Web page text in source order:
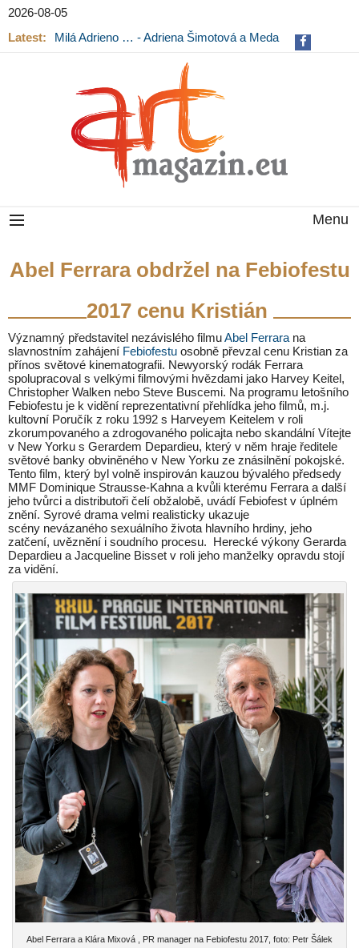
2026-08-05
Latest:
Milá Adrieno … - Adriena Šimotová a Meda
Menu
Abel Ferrara obdržel na Febiofestu
2017 cenu Kristián
Významný představitel nezávislého filmuAbel Ferrara na
slavnostním zahájení Febiofestu osobně převzal cenu Kristian za
přínos světové kinematografii. Newyorský rodák Ferrara
spolupracoval s velkými filmovými hvězdami jako Harvey Keitel,
Christopher Walken nebo Steve Buscemi. Na programu letošního
Febiofestu je k vidění reprezentativní přehlídka jeho filmů, m.j.
kultovní Poručík z roku 1992 s Harveyem Keitelem v roli
zkorumpovaného a zdrogovaného policajta nebo skandální Vítejte
v New Yorku s Gerardem Depardieu, který v něm hraje ředitele
světové banky obviněného v New Yorku ze znásilnění pokojské.
Tento film, který byl volně inspirován kauzou bývalého předsedy
MMF Dominique Strausse-Kahna a kvůli kterému Ferrara a další
jeho tvůrci a distributoři čelí obžalobě, uvádí Febiofest v úplném
znění. Syrové drama velmi realisticky ukazuje
scény nevázaného sexuálního života hlavního hrdiny, jeho
zatčení, uvěznění i soudního procesu. Herecké výkony Gerarda
Depardieu a Jacqueline Bisset v roli jeho manželky opravdu stojí
za vidění.
Abel Ferrara a Klára Mixová , PR manager na Febiofestu 2017, foto: Petr Šálek